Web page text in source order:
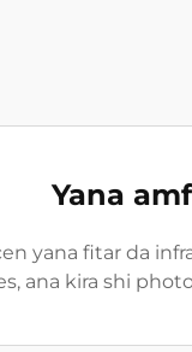
Yana
yana fitar da
ana kira shi